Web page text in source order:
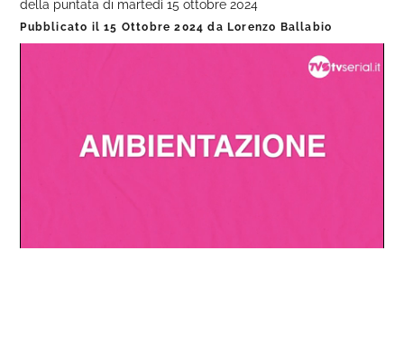
della puntata di martedì 15 ottobre 2024
Pubblicato il15 Ottobre 2024 da Lorenzo Ballabio
0%
0%